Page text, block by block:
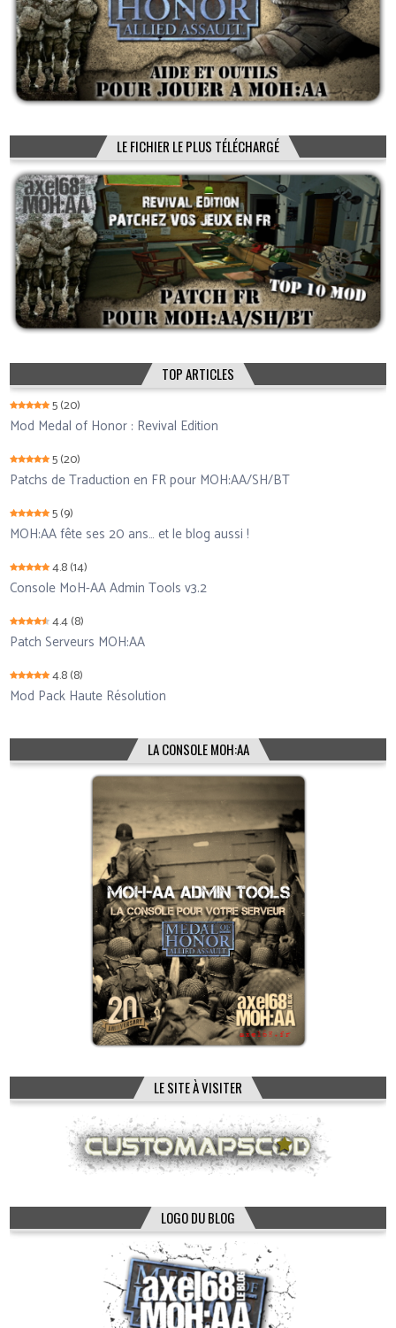
LE FICHIER LE PLUS TÉLÉCHARGÉ
TOP ARTICLES
5(20)
Mod Medal of Honor : Revival Edition
5(20)
Patchs de Traduction en FR pour MOH:AA/SH/BT
5(9)
MOH:AA fête ses 20 ans… et le blog aussi !
4.8(14)
Console MoH-AA Admin Tools v3.2
4.4(8)
Patch Serveurs MOH:AA
4.8(8)
Mod Pack Haute Résolution
LA CONSOLE MOH:AA
LE SITE À VISITER
LOGO DU BLOG